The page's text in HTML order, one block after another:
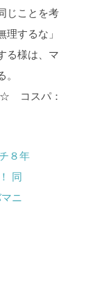
じことを考
するな」
る様は、マ
コスパ：
８年
同
ニ